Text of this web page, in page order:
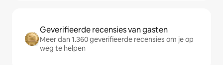
Geverifieerde recensies van gasten
Meer dan 1.360 geverifieerde recensies om je op
weg te helpen